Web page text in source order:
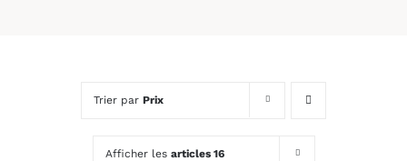
Trier par Prix
Afficher les articles 16